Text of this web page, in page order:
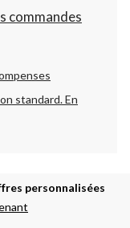
commandes
standard.En
personnalisées